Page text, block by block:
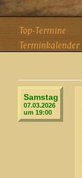
Samstag
07.03.2026
um 19:00